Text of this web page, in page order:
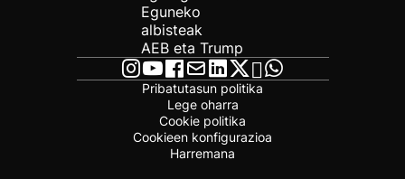
Eguneko
albisteak
AEB eta Trump
Pribatutasun politika
Lege oharra
Cookie politika
Cookieen konfigurazioa
Harremana